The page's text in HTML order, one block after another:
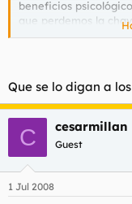
beneficios
que perdemos la
completamente
alguien tiene más
Menos
Que se lo digan a los
C cesarmillan
Guest
1 Jul 2008